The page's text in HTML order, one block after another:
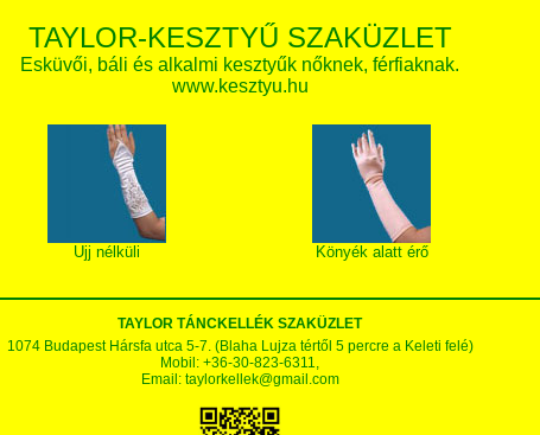
TAYLOR-KESZTYŰ SZAKÜZLET
Esküvői, báli és alkalmi kesztyűk nőknek, férfiaknak.
www.kesztyu.hu
Ujj nélküli Könyék alatt érő
TAYLOR TÁNCKELLÉK SZAKÜZLET
1074 Budapest Hársfa utca 5-7. (Blaha Lujza tértől 5 percre a Keleti felé)
Mobil: +36-30-823-6311,
Email: taylorkellek@gmail.com